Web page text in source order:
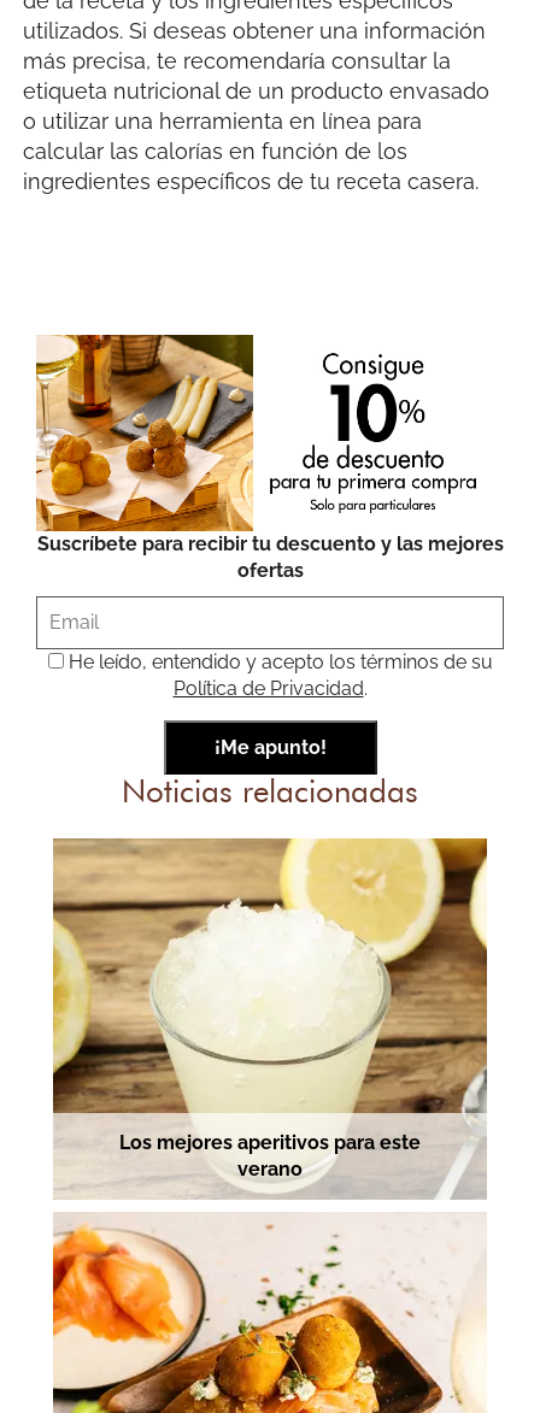
utilizados. Si deseas obtener una información
más precisa, te recomendaría consultar la
etiqueta nutricional de un producto envasado
o utilizar una herramienta en línea para
calcular las calorías en función de los
ingredientes específicos de tu receta casera.
Suscríbete para recibir tu descuento y las mejores
ofertas
He leído, entendido y acepto los términos de su
Política de Privacidad.
Noticias relacionadas
Los mejores aperitivos para este
verano